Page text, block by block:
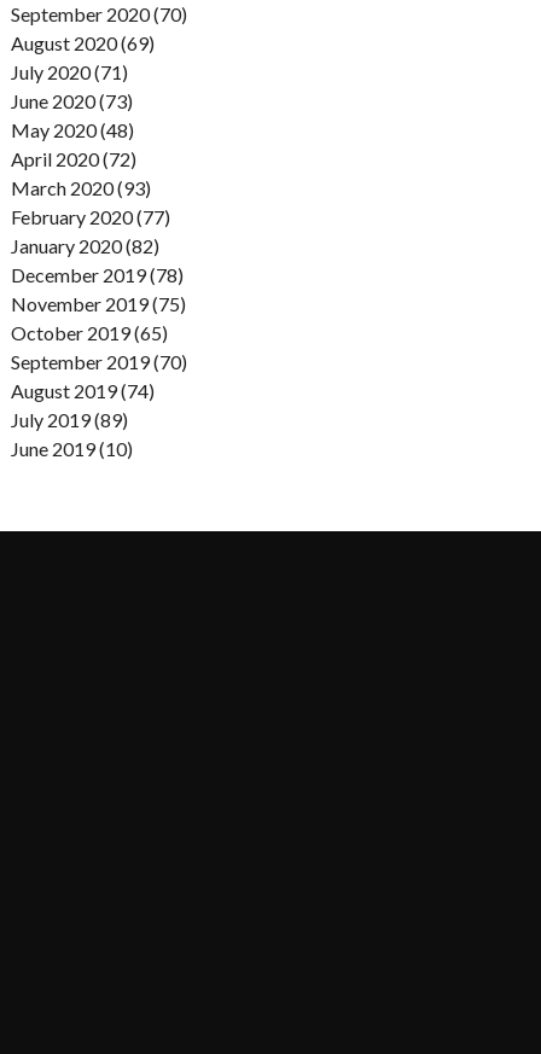
September 2020 (70)
August 2020 (69)
July 2020 (71)
June 2020 (73)
May 2020 (48)
April 2020 (72)
March 2020 (93)
February 2020 (77)
January 2020 (82)
December 2019 (78)
November 2019 (75)
October 2019 (65)
September 2019 (70)
August 2019 (74)
July 2019 (89)
June 2019 (10)